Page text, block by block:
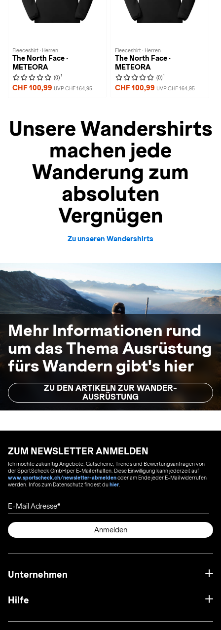
Fleeceshirt · Herren
The North Face ·
METEORA
(0) 1
CHF 100,99 UVP CHF 164,95
Fleeceshirt · Herren
The North Face ·
METEORA
(0) 1
CHF 100,99 UVP CHF 164,95
Unsere Wandershirts
machen jede
Wanderung zum
absoluten
Vergnügen
Zu unseren Wandershirts
Mehr Informationen rund
um das Thema Ausrüstung
fürs Wandern gibt's hier
ZU DEN ARTIKELN ZUR WANDER-
AUSRÜSTUNG
ZUM NEWSLETTER ANMELDEN
Ich möchte zukünftig Angebote, Gutscheine, Trends und Bewertungsanfragen von
der SportScheck GmbH per E-Mail erhalten. Diese Einwilligung kann jederzeit auf
www.sportscheck.ch/newsletter-abmeldenoder am Ende jeder E-Mail widerrufen
werden. Infos zum Datenschutz findest duhier
E-Mail Adresse
Anmelden
Unternehmen
Hilfe